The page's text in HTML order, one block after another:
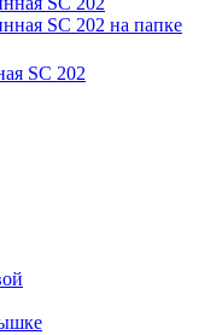
SC 202